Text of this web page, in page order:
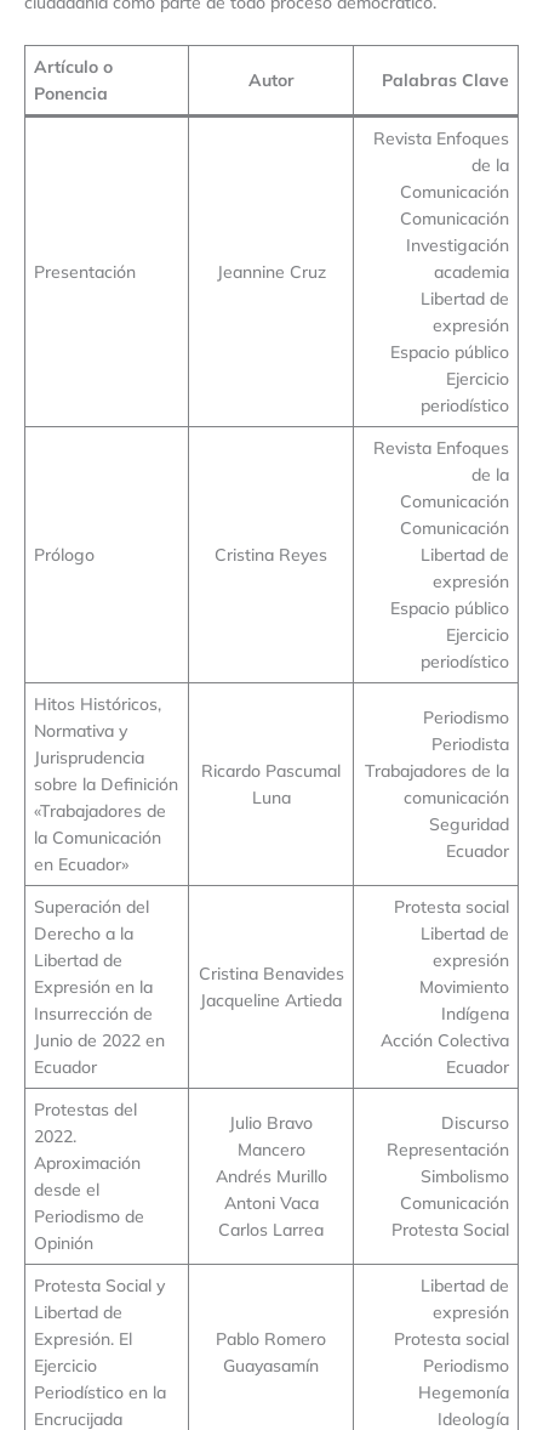
Artículo o
Ponencia
Autor Palabras Clave
Presentación Jeannine Cruz
Revista Enfoques
de la
Comunicación
Comunicación
Investigación
academia
Libertad de
expresión
Espacio público
Ejercicio
periodístico
Prólogo Cristina Reyes
Revista Enfoques
de la
Comunicación
Comunicación
Libertad de
expresión
Espacio público
Ejercicio
periodístico
Hitos Históricos,
Normativa y
Jurisprudencia
sobre la Definición
«Trabajadores de
la Comunicación
en Ecuador»
Ricardo Pascumal
Luna
Periodismo
Periodista
Trabajadores de la
comunicación
Seguridad
Ecuador
Superación del
Derecho a la
Libertad de
Expresión en la
Insurrección de
Junio de 2022 en
Ecuador
Cristina Benavides
Jacqueline Artieda
Protesta social
Libertad de
expresión
Movimiento
Indígena
Acción Colectiva
Ecuador
Protestas del
2022.
Aproximación
desde el
Periodismo de
Opinión
Julio Bravo
Mancero
Andrés Murillo
Antoni Vaca
Carlos Larrea
Discurso
Representación
Simbolismo
Comunicación
Protesta Social
Protesta Social y
Libertad de
Expresión. El
Ejercicio
Periodístico en la
Encrucijada
Pablo Romero
Guayasamín
Libertad de
expresión
Protesta social
Periodismo
Hegemonía
Ideología